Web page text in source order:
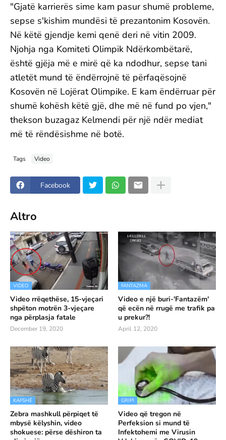
"Gjatë karrierës sime kam pasur shumë probleme,
sepse s'kishim mundësi të prezantonim Kosovën.
Në këtë gjendje kemi qenë deri në vitin 2009.
Njohja nga Komiteti Olimpik Ndërkombëtarë,
është gjëja më e mirë që ka ndodhur, sepse tani
atletët mund të ëndërrojnë të përfaqësojnë
Kosovën në Lojërat Olimpike. E kam ëndërruar për
shumë kohësh këtë gjë, dhe më në fund po vjen,"
thekson buzagaz Kelmendi për një ndër mediat
më të rëndësishme në botë.
Tags Video
Facebook
Altro
VIDEO
Video rrëqethëse, 15-vjeçari
shpëton motrën 3-vjeçare
nga përplasja fatale
December 19, 2020
FANTAZMA
Video e një buri-'Fantazëm'
që ecën në rrugë me trafik pa
u prekur?!
April 12, 2020
KAFSHË
Zebra mashkull përpiqet të
mbysë këlyshin, video
shokuese: përse dëshiron ta
GRIPI
Video që tregon në
Perfeksion si mund të
Infektohemi me Virusin